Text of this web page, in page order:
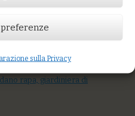
sulla Privacy
e verdure arrosto, semi di
rapa, giardiniera di